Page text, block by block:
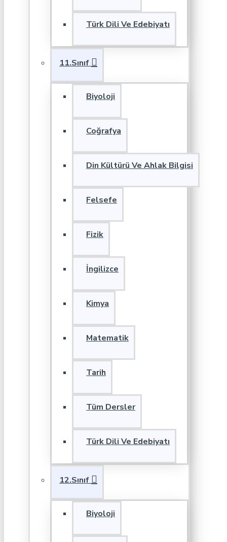
Türk Dili Ve Edebiyatı
11.Sınıf
Biyoloji
Coğrafya
Din Kültürü Ve Ahlak Bilgisi
Felsefe
Fizik
İngilizce
Kimya
Matematik
Tarih
Tüm Dersler
Türk Dili Ve Edebiyatı
12.Sınıf
Biyoloji